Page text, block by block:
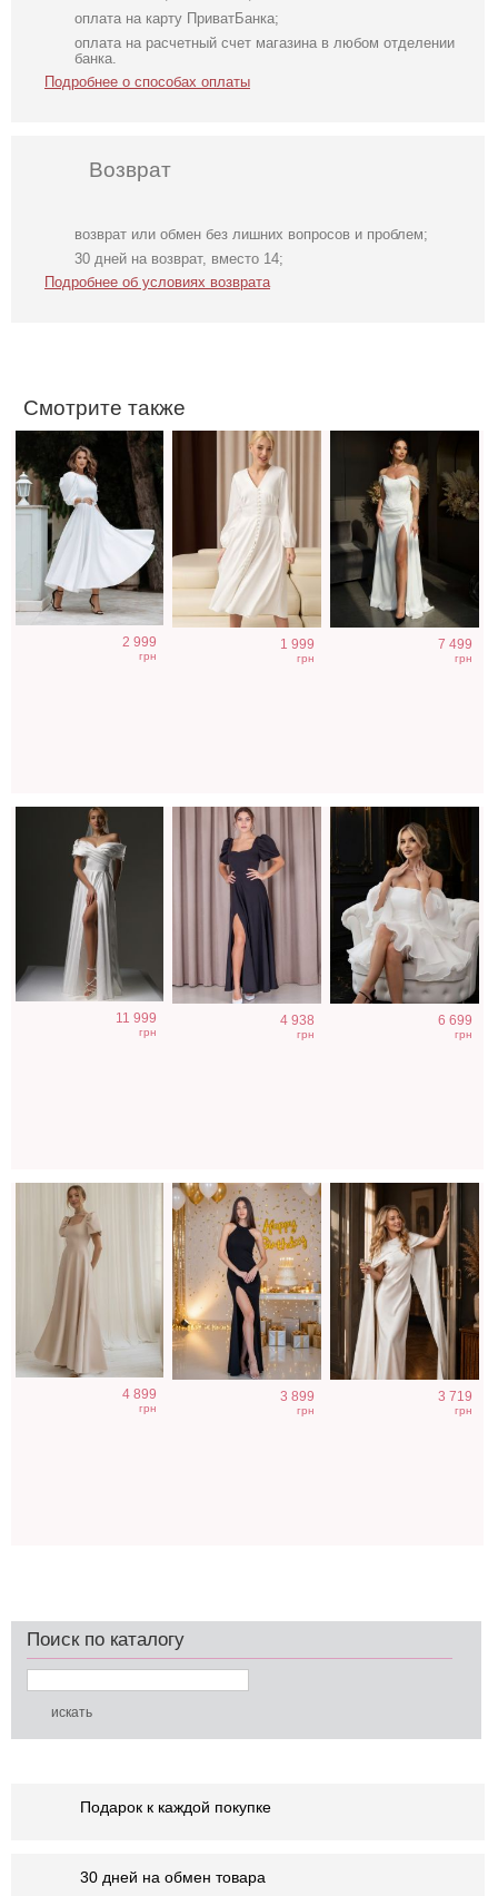
оплата на карту ПриватБанка;
оплата на расчетный счет магазина в любом отделении
банка.
Подробнее о способах оплаты
Возврат
возврат или обмен без лишних вопросов и проблем;
30 дней на возврат, вместо 14;
Подробнее об условиях возврата
Смотрите также
Нарядное
элегантное
молочное платье
2 999
грн
Молочное
атласное платье
миди с длинным
1 999
грн
7 499
грн
Длинное
свадебное белое
11 999
грн
Элегантное
длинное черное
4 938
грн
Фатиновое
короткое белое
6 699
грн
Светлое бежевое
платье на
короткий рукав
4 899
грн
Облегающее
вечернее платье
черного цвета с
3 899
грн
Вечернее платье
молочного цвета
3 719
грн
Поиск по каталогу
Подарок к каждой покупке
30 дней на обмен товара